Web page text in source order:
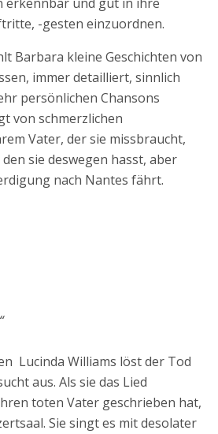
-gesten einzuordnen.
Barbara kleine Geschichten von
immer detailliert, sinnlich
persönlichen Chansons
von schmerzlichen
Vater, der sie missbraucht,
sie deswegen hasst, aber
nach Nantes fährt.
Lucinda Williams löst der Tod
aus. Als sie das Lied
toten Vater geschrieben hat,
Sie singt es mit desolater